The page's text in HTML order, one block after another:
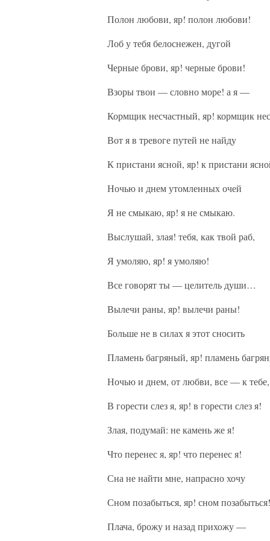
Полон любови, яр! полон любови!
Лоб у тебя белоснежен, дугой
Черные брови, яр! черные брови!
Взоры твои — словно море! а я —
Кормщик несчастный, яр! кормщик
Вот я в тревоге путей не найду
К пристани ясной, яр! к пристани
Ночью и днем утомленных очей
Я не смыкаю, яр! я не смыкаю.
Выслушай, злая! тебя, как твой раб,
Я умоляю, яр! я умоляю!
Все говорят ты — целитель души…
Вылечи раны, яр! вылечи раны!
Больше не в силах я этот сносить
Пламень багряный, яр! пламень
Ночью и днем, от любви, все — к тебе,
В горести слез я, яр! в горести слез я!
Злая, подумай: не камень же я!
Что перенес я, яр! что перенес я!
Сна не найти мне, напрасно хочу
Сном позабыться, яр! сном позабыться!
Плача, брожу и назад прихожу —